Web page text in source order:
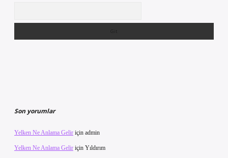
Son yorumlar
Yelken Ne Anlama Gelir için admin
Yelken Ne Anlama Gelir için Yıldırım